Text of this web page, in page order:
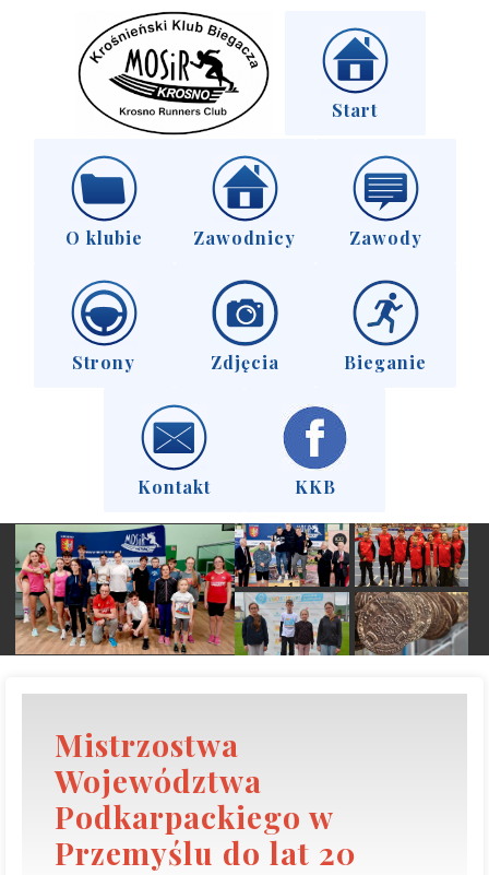
Start
O klubie Zawodnicy Zawody
Strony Zdjęcia Bieganie
Kontakt KKB
Mistrzostwa
Województwa
Podkarpackiego w
Przemyślu do lat 20